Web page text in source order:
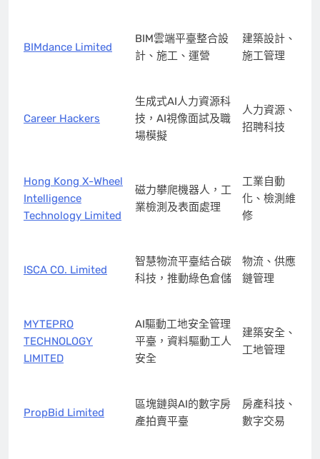
BIMdance Limited
BIM雲端平臺整合設
計、施工、運營
建築設計、
施工管理
Career Hackers
生成式AI人力資源科
技，AI視像面試及職
場模擬
人力資源、
招聘科技
Hong Kong X-Wheel
Intelligence
Technology Limited
磁力攀爬機器人，工
業檢測及表面處理
工業自動
化、檢測維
修
ISCA CO. Limited
智慧物流平臺結合碳
科技，推動綠色倉儲
物流、供應
鏈管理
MYTEPRO
TECHNOLOGY
LIMITED
AI驅動工地安全管理
平臺，資料驅動工人
安全
建築安全、
工地管理
PropBid Limited
區塊鏈與AI的數字房
產拍賣平臺
房產科技、
數字交易